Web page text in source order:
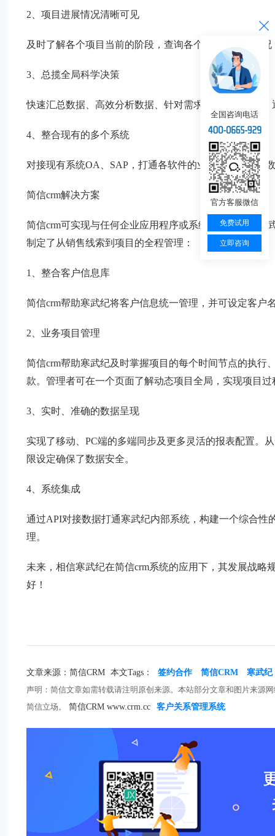
2、项目进展情况清晰可见
及时了解各个项目当前的阶段，查询各个项目的跟进情
3、总揽全局科学决策
快速汇总数据、高效分析数据、针对需求展示数据结果
4、整合现有的多个系统
对接现有系统OA、SAP，打通各软件的业务关系，实现
简信crm解决方案
简信crm可实现与任何企业应用程序或系统集成。针对寒
制定了从销售线索到项目的全程管理：
1、整合客户信息库
简信crm帮助寒武纪将客户信息统一管理，并可设定客
2、业务项目管理
简信crm帮助寒武纪及时掌握项目的每个时间节点的执
款。管理者可在一个页面了解动态项目全局，实现项目过
3、实时、准确的数据呈现
实现了移动、PC端的多端同步及更多灵活的报表配置。
限设定确保了数据安全。
4、系统集成
通过API对接数据打通寒武纪内部系统，构建一个综合
理。
未来，相信寒武纪在简信crm系统的应用下，其发展战
好！
文章来源：简信CRM 本文Tags： 签约合作 简信CRM
寒武纪
声明：简信文章如需转载请注明原创来源。本站部分文章和图片来源
简信立场。
简信CRM www.crm.cc 客户关系管理系统
全国咨询电话
官方客服微信
免费试用
立即咨询